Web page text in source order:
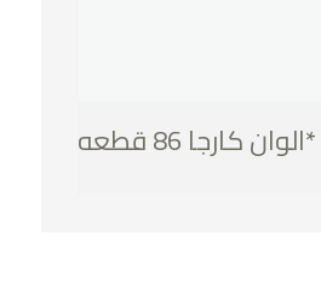
86 قطعه